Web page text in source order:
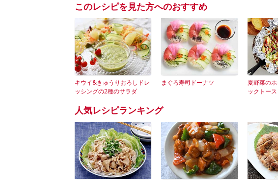
このレシピを見た方へのおすすめ
キウイ&きゅうりおろしドレ
ッシングの2種のサラダ
まぐろ寿司ドーナツ
夏野菜の
ックトース
人気レシピランキング